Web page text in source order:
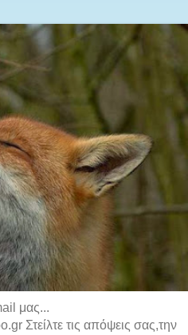
μας...
Στείλτε τις απόψεις σας,την